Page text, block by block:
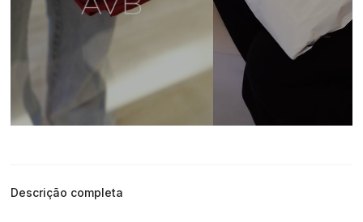
Descrição completa